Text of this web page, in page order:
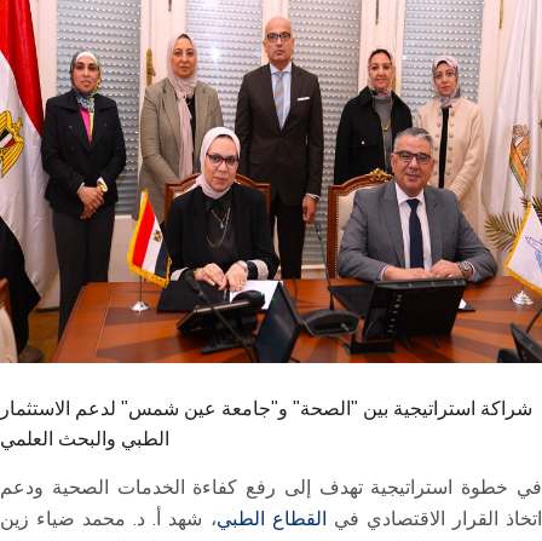
هيئة التدريس
الدراسات العليا
الخريجين
الموظفون
الزائـرون
شراكة استراتيجية بين "الصحة" و"جامعة عين شمس" لدعم الاستثمار
الطبي والبحث العلمي
في خطوة استراتيجية تهدف إلى رفع كفاءة الخدمات الصحية ودعم
اتخاذ القرار الاقتصادي في القطاع الطبي، شهد أ. د. محمد ضياء زين